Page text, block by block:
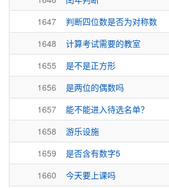
1647
判断四位数是否为对称数
1648
计算考试需要的教室
1655
是不是正方形
1656
是两位的偶数吗
1657
能不能进入待选名单？
1658
游乐设施
1659
是否含有数字5
1660
今天要上课吗